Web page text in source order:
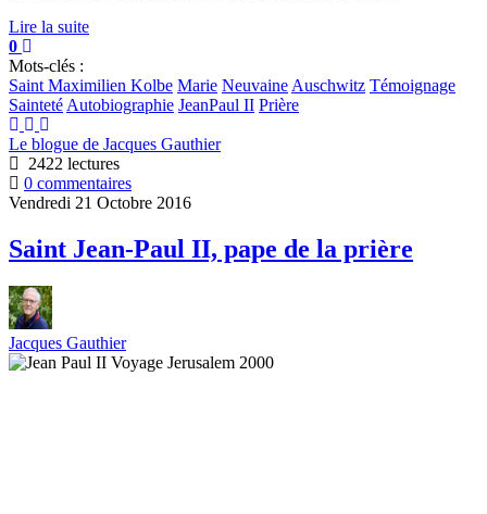
Lire la suite
0
Mots-clés :
Saint Maximilien Kolbe Marie Neuvaine Auschwitz Témoignage
Sainteté Autobiographie JeanPaul II Prière
Le blogue de Jacques Gauthier
2422 lectures
0 commentaires
Vendredi 21 Octobre 2016
Saint Jean-Paul II, pape de la prière
Jacques Gauthier